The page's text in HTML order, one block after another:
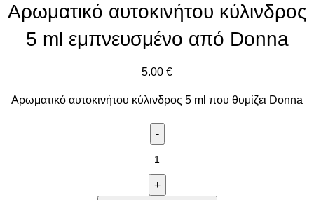
Αρωματικό αυτοκινήτου κύλινδρος
5 ml εμπνευσμένο από Donna
5.00 €
Αρωματικό αυτοκινήτου κύλινδρος 5 ml που θυμίζει Donna